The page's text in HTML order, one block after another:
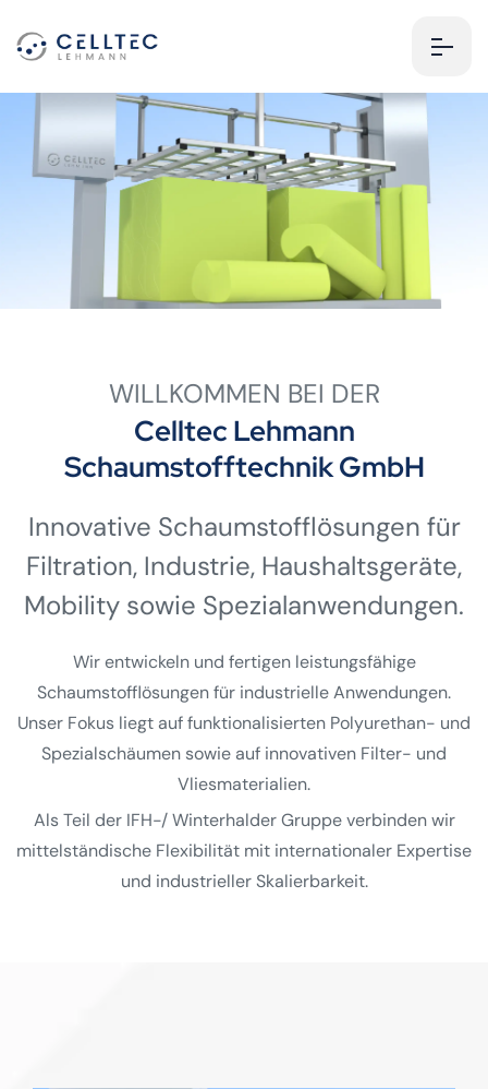
WILLKOMMEN BEI DER
Celltec Lehmann
Schaumstofftechnik GmbH
Innovative Schaumstoff­lösungen für
Filtration, Industrie, Haushalts­geräte,
Mobility sowie Spezial­anwendungen.
Wir entwickeln und fertigen leistungsfähige
Schaumstofflösungen für industrielle Anwendungen.
Unser Fokus liegt auf funktionalisierten Polyurethan- und
Spezialschäumen sowie auf innovativen Filter- und
Vliesmaterialien.
Als Teil der IFH-/ Winterhalder Gruppe verbinden wir
mittelständische Flexibilität mit internationaler Expertise
und industrieller Skalierbarkeit.